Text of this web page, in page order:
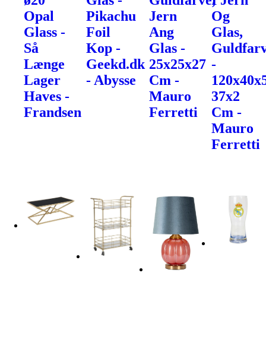
Opal
Glass -
Så
Længe
Lager
Haves -
Frandsen
Pikachu
Foil
Kop -
Geekd.dk
- Abysse
Jern
Ang
Glas -
25x25x27
Cm -
Mauro
Ferretti
Og
Glas,
-
37x2
Cm -
Mauro
Ferretti